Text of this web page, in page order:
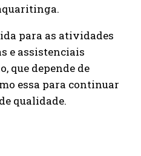
para as atividades
e assistenciais
que depende de
essa para continuar
qualidade.